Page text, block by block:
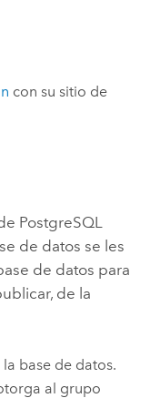
con su sitio de
PostgreSQL
de datos se les
de datos para
de la
base de datos.
al grupo